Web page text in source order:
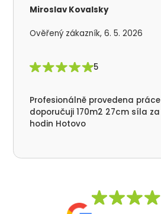
Miroslav Kovalsky
Ověřený zákazník, 6. 5. 2026
5
Profesionálně provedena práce
doporučuji 170m2 27cm síla za 5
hodin Hotovo